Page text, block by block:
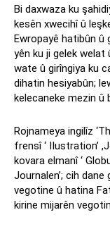
Bi daxwaza ku
kesên xwecihî û
Ewropayê hatibûn û
yên ku ji gelek welat
wate û girîngiya ku
dihatin hesiyabûn;
kelecaneke mezin û
Rojnameya ingilîz
frensî ‘ IIustration’
kovara elmanî ‘
Journalen’; cih
vegotine û hatina
kirine mijarên